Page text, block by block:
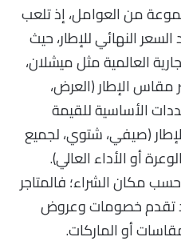
من العوامل، إذ تلعب
النهائي للإطار، حيث
العالمية مثل ميشلان،
مقاس الإطار (العرض،
الأساسية للقيمة
الإطار (صيفي، شتوي، لجميع
أو الأداء العالي).
مكان الشراء؛ فالمتاجر
قد تقدم خصومات وعروض
أو الماركات.